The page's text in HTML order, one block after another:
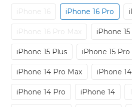
iPhone 16 iPhone 16 Pro
iPhone 16 Pro Max iPhone
iPhone 15 Plus iPhone 15 Pro
iPhone 14 Pro Max iPhone
iPhone 14 Pro iPhone 14